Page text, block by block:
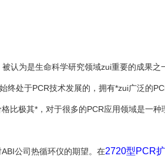
认为是生命科学研究领域zui重要的成果
终处于PCR技术发展的，拥有*zui广泛的
比极其*，对于很多的PCR应用领域是一
公司热循环仪的期望。在2720型PCR